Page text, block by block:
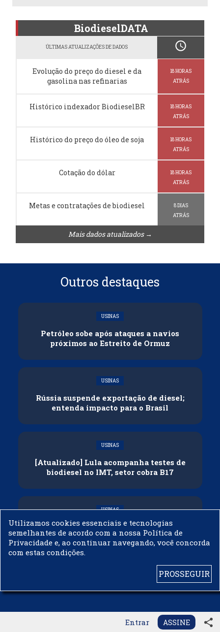
Entrar ASSINE share
BiodieselDATA
ÚLTIMAS ATUALIZAÇÕES DE DADOS schedule
Evolução do preço do diesel e da
gasolina nas refinarias
18 HORAS
ATRÁS
Histórico indexador BiodieselBR
18 HORAS
ATRÁS
Histórico do preço do óleo de soja
18 HORAS
ATRÁS
Cotação do dólar
18 HORAS
ATRÁS
Metas e contratações de biodiesel
8 DIAS
ATRÁS
Mais dados atualizados →
Outros destaques
USINAS
Petróleo sobe após ataques a navios
próximos ao Estreito de Ormuz
USINAS
Rússia suspende exportação de diesel;
entenda impacto para o Brasil
USINAS
[Atualizado] Lula acompanha testes de
biodiesel no IMT, setor cobra B17
USINAS
Governo adia reunião sobre mistura de
etanol na gasolina
Utilizamos cookies essenciais e tecnologias
semelhantes de acordo com a nossa Política de
Privacidade e, ao continuar navegando, você concorda
com estas condições.
PROSSEGUIR